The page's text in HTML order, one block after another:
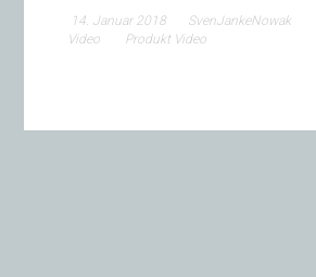
14. Januar 2018 SvenJankeNowak
Video
Produkt Video